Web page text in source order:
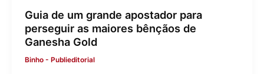
Guia de um grande apostador para
perseguir as maiores bênçãos de
Ganesha Gold
Binho - Publieditorial